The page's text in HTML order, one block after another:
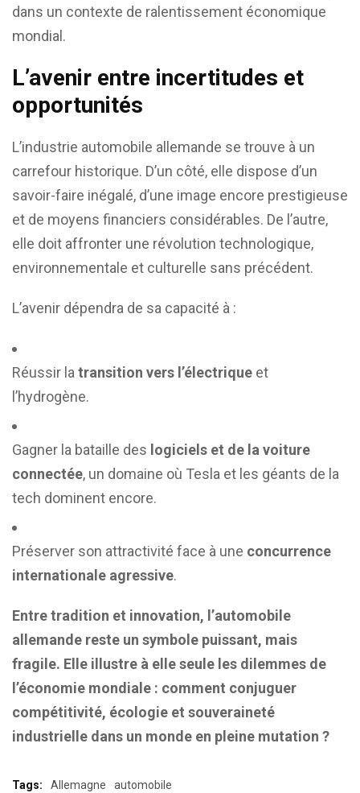
dans un contexte de ralentissement économique
mondial.
L’avenir entre incertitudes et
opportunités
L’industrie automobile allemande se trouve à un
carrefour historique. D’un côté, elle dispose d’un
savoir-faire inégalé, d’une image encore prestigieuse
et de moyens financiers considérables. De l’autre,
elle doit affronter une révolution technologique,
environnementale et culturelle sans précédent.
L’avenir dépendra de sa capacité à :
Réussir latransition vers l’électrique et
l’hydrogène.
Gagner la bataille des logiciels et de la voiture
connectée, un domaine où Tesla et les géants de la
tech dominent encore.
Préserver son attractivité face à une concurrence
internationale agressive.
Entre tradition et innovation, l’automobile
allemande reste un symbole puissant, mais
fragile. Elle illustre à elle seule les dilemmes de
l’économie mondiale : comment conjuguer
compétitivité, écologie et souveraineté
industrielle dans un monde en pleine mutation ?
Tags: Allemagne automobile